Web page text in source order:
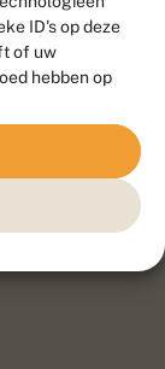
ID's op deze
of uw
hebben op
door